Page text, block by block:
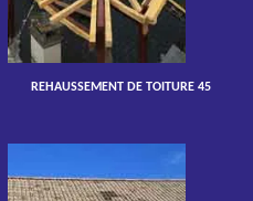
REHAUSSEMENT DE TOITURE 45